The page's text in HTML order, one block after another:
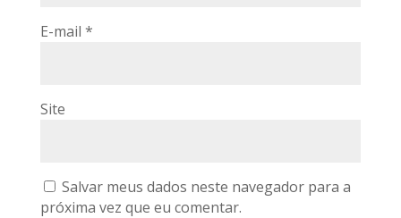
E-mail *
Site
Salvar meus dados neste navegador para a
próxima vez que eu comentar.